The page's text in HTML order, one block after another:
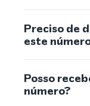
Preciso de
este
Posso
número?